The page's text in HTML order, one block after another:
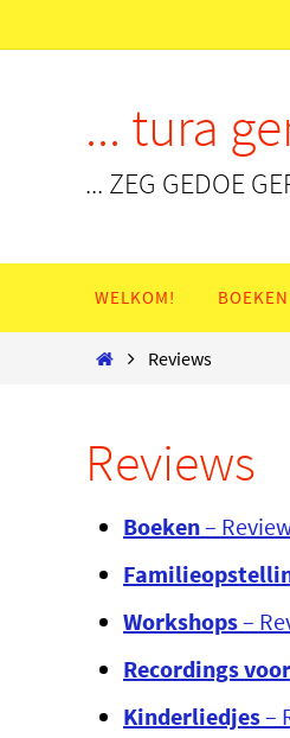
... tura
... ZEG GEDOE
de
WELKOM! BOEKEN
HomeReviews
Reviews
Boeken–
Workshops–
Recordings
Kinderliedjes–